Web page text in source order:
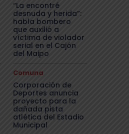
“La encontré
desnuda y herida”:
habla bombero
que auxilió a
víctima de violador
serial en el Cajón
del Maipo
Comuna
Corporación de
Deportes anuncia
proyecto para la
dañada pista
atlética del Estadio
Municipal